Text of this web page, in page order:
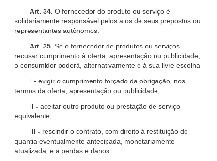
Art. 34. O fornecedor do produto ou serviço é
solidariamente responsável pelos atos de seus prepostos ou
representantes autônomos.
Art. 35. Se o fornecedor de produtos ou serviços
recusar cumprimento à oferta, apresentação ou publicidade,
o consumidor poderá, alternativamente e à sua livre escolha:
I - exigir o cumprimento forçado da obrigação, nos
termos da oferta, apresentação ou publicidade;
II - aceitar outro produto ou prestação de serviço
equivalente;
III - rescindir o contrato, com direito à restituição de
quantia eventualmente antecipada, monetariamente
atualizada, e a perdas e danos.